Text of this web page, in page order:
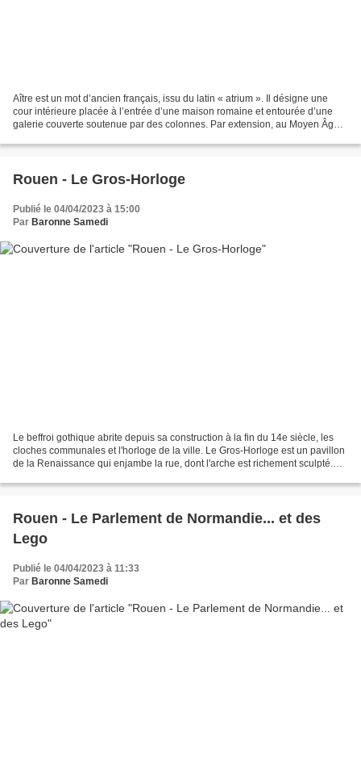
Aître est un mot d’ancien français, issu du latin « atrium ». Il désigne une
cour intérieure placée à l’entrée d’une maison romaine et entourée d’une
galerie couverte soutenue par des colonnes. Par extension, au Moyen Âge,
Rouen - Le Gros-Horloge
Publié le 04/04/2023 à 15:00
Par Baronne Samedi
Le beffroi gothique abrite depuis sa construction à la fin du 14e siècle, les
cloches communales et l'horloge de la ville. Le Gros-Horloge est un pavillon
de la Renaissance qui enjambe la rue, dont l'arche est richement sculpté.
Rouen - Le Parlement de Normandie... et des
Lego
Publié le 04/04/2023 à 11:33
Par Baronne Samedi